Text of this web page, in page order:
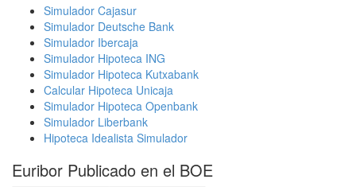
Simulador Cajasur
Simulador Deutsche Bank
Simulador Ibercaja
Simulador Hipoteca ING
Simulador Hipoteca Kutxabank
Calcular Hipoteca Unicaja
Simulador Hipoteca Openbank
Simulador Liberbank
Hipoteca Idealista Simulador
Euribor Publicado en el BOE